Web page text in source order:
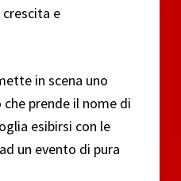
e
in scena uno
prende il nome di
esibirsi con le
un evento di pura